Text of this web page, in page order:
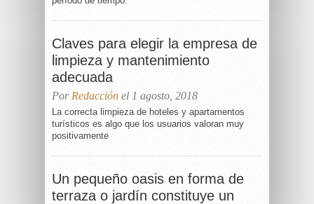
Claves para elegir la empresa de
limpieza y mantenimiento
adecuada
Por Redacción el 1 agosto, 2018
La correcta limpieza de hoteles y apartamentos
turísticos es algo que los usuarios valoran muy
positivamente
Un pequeño oasis en forma de
terraza o jardín constituye un